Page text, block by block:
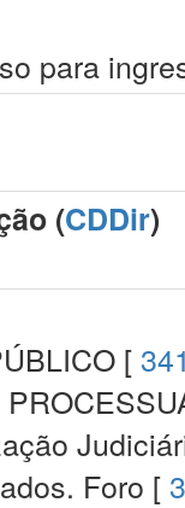
para
(CDDir)
[ 341
Foro [